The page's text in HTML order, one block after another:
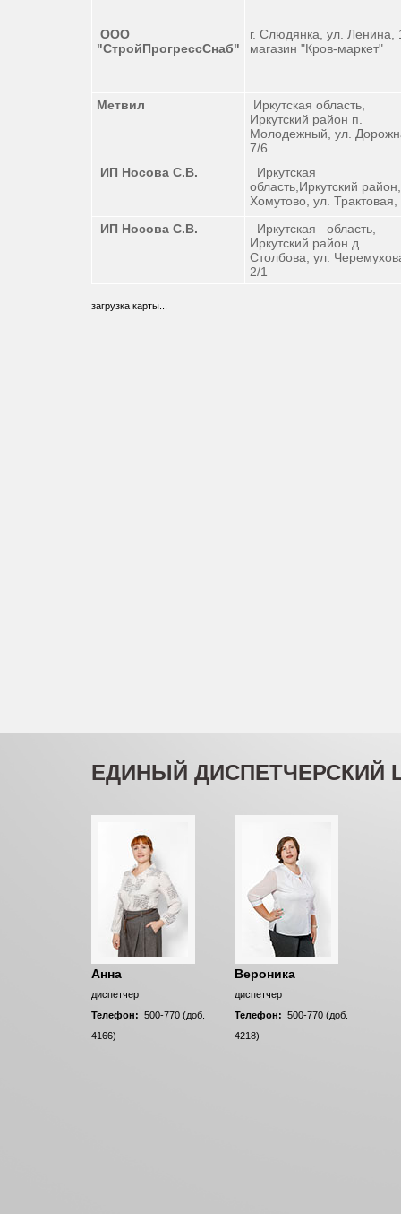
ООО
"СтройПрогрессСнаб"
г. Слюдянка, ул. Ленина,
магазин "Кров-маркет"
Метвил
Иркутская область,
Иркутский район п.
Молодежный, ул.
7/6
ИП Носова С.В.
Иркутская
область,Иркутский
Хомутово, ул. Трактовая,
ИП Носова С.В.
Иркутская область,
Иркутский район д.
Столбова, ул.
2/1
загрузка карты...
ЕДИНЫЙ ДИСПЕТЧЕРСКИЙ
Анна
диспетчер
Телефон: 500-770 (доб.
4166)
Вероника
диспетчер
Телефон: 500-770 (доб.
4218)